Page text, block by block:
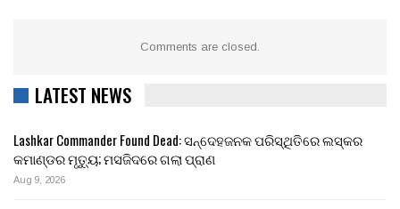
Comments are closed.
LATEST NEWS
Lashkar Commander Found Dead: ସନ୍ଦେହଜନକ ପରିସ୍ଥିତିରେ ଲସ୍କର
କମାଣ୍ଡର ମୃତ୍ୟୁ; ମସଜିଦରେ ଗଲା ପ୍ରାଣ
Aug 9, 2026